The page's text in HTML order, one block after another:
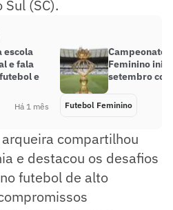
(SC).
escola
e fala
e
Há 1 mês
Campeonato
Feminino
setembro
Futebol Feminino
compartilhou
e destacou os desafios
futebol de alto